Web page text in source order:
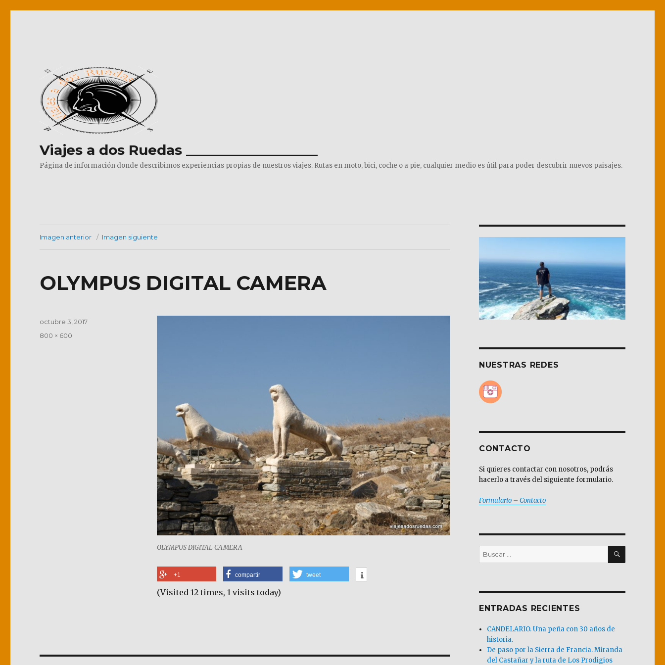
Viajes a dos Ruedas ___________________
Página de información donde describimos experiencias propias de nuestros viajes. Rutas en moto, bici, coche o a pie, cualquier medio es útil para poder descubrir nuevos paisajes.
Imagen anterior Imagen siguiente
OLYMPUS DIGITAL CAMERA
OLYMPUS DIGITAL CAMERA
+1 compartir tweet
(Visited 12 times, 1 visits today)
Publicado
octubre 3, 2017
Tamaño
800 × 600
NUESTRAS REDES
CONTACTO
Si quieres contactar con nosotros, podrás
hacerlo a través del siguiente formulario.
Formulario – Contacto
Buscar
por:
BUSCAR
ENTRADAS RECIENTES
CANDELARIO. Una peña con 30 años de
historia.
De paso por la Sierra de Francia. Miranda
del Castañar y la ruta de Los Prodigios